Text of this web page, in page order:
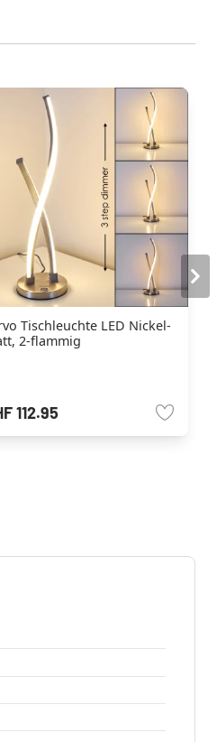
Tischleuchte LED Nickel-
2-flammig
112.95